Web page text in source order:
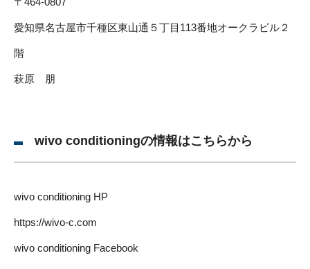
愛知県名古屋市千種区東山通５丁目113番地オークラビル２
階
萩原 朋
wivo conditioningの情報はこちらから
wivo conditioning HP
https://wivo-c.com
wivo conditioning Facebook